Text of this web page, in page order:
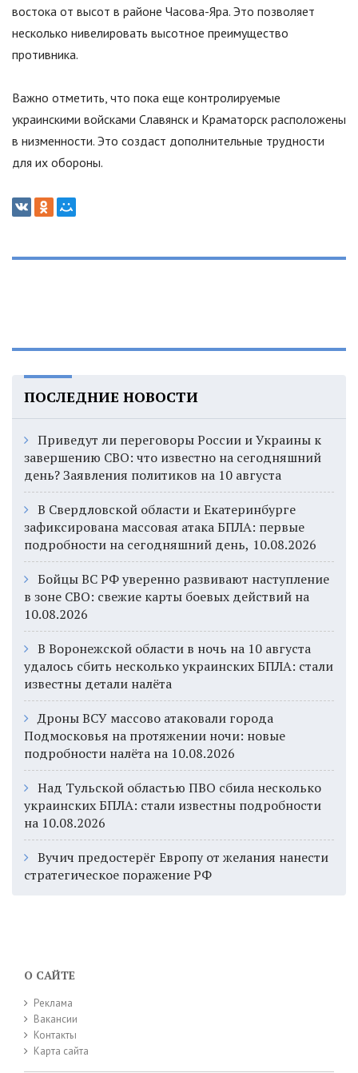
востока от высот в районе Часова-Яра. Это позволяет
несколько нивелировать высотное преимущество
противника.
Важно отметить, что пока еще контролируемые
украинскими войсками Славянск и Краматорск расположены
в низменности. Это создаст дополнительные трудности
для их обороны.
ПОСЛЕДНИЕ НОВОСТИ
Приведут ли переговоры России и Украины к
завершению СВО: что известно на сегодняшний
день? Заявления политиков на 10 августа
В Свердловской области и Екатеринбурге
зафиксирована массовая атака БПЛА: первые
подробности на сегодняшний день, 10.08.2026
Бойцы ВС РФ уверенно развивают наступление
в зоне СВО: свежие карты боевых действий на
10.08.2026
В Воронежской области в ночь на 10 августа
удалось сбить несколько украинских БПЛА: стали
известны детали налёта
Дроны ВСУ массово атаковали города
Подмосковья на протяжении ночи: новые
подробности налёта на 10.08.2026
Над Тульской областью ПВО сбила несколько
украинских БПЛА: стали известны подробности
на 10.08.2026
Вучич предостерёг Европу от желания нанести
стратегическое поражение РФ
О САЙТЕ
Реклама
Вакансии
Контакты
Карта сайта